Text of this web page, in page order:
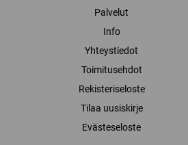
Palvelut
Info
Yhteystiedot
Toimitusehdot
Rekisteriseloste
Tilaa uusiskirje
Evästeseloste